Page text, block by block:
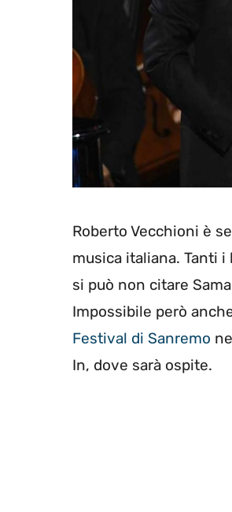
Roberto Vecchioni è
musica italiana. Tanti
si può non citare
Impossibile però
Festival di Sanremo
In, dove sarà ospite.